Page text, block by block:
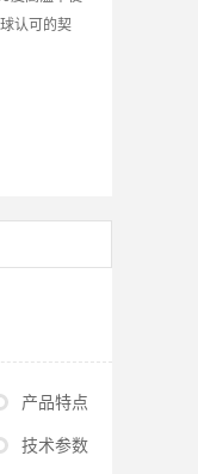
认可的契
产品特点
技术参数